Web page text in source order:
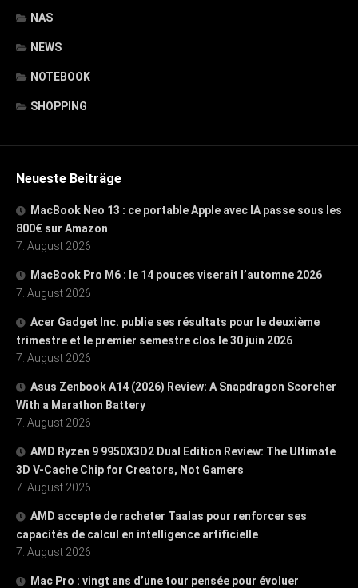
NAS
NEWS
NOTEBOOK
SHOPPING
Neueste Beiträge
MacBook Neo 13 : ce portable Apple avec IA passe sous les
800€ sur Amazon
7. August 2026
MacBook Pro M6 : le 14 pouces viserait l’automne 2026
7. August 2026
Acer Gadget Inc. publie ses résultats pour le deuxième
trimestre et le premier semestre clos le 30 juin 2026
7. August 2026
Asus Zenbook A14 (2026) Review: A Snapdragon Scorcher
With a Marathon Battery
7. August 2026
AMD Ryzen 9 9950X3D2 Dual Edition Review: The Ultimate
3D V-Cache Chip for Creators, Not Gamers
7. August 2026
AMD accepte de racheter Taalas pour renforcer ses
capacités de calcul en intelligence artificielle
7. August 2026
Mac Pro : vingt ans d’une tour pensée pour évoluer